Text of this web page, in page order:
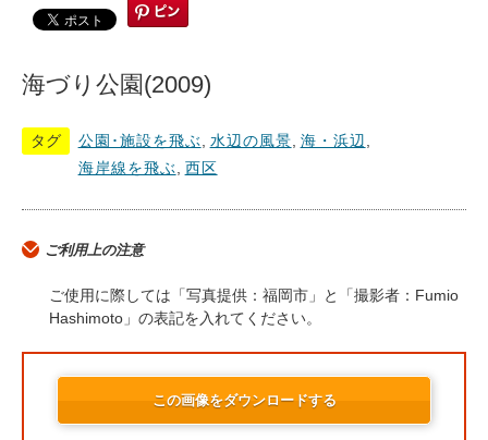
海づり公園(2009)
タグ 公園･施設を飛ぶ 水辺の風景 海・浜辺
海岸線を飛ぶ
西区
ご利用上の注意
ご使用に際しては「写真提供：福岡市」と「撮影者：Fumio
Hashimoto」の表記を入れてください。
この画像をダウンロードする